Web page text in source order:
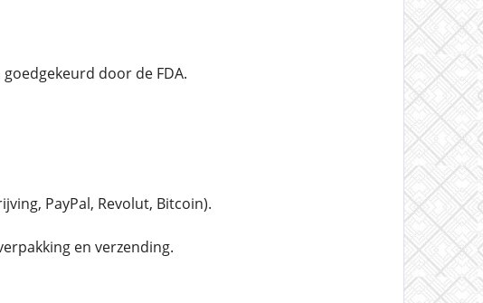
door de FDA.
PayPal, Revolut, Bitcoin).
en verzending.